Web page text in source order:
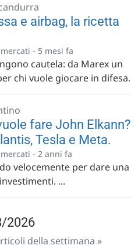
e airbag, la ricetta
- 5 mesi fa
cautela: da Marex un
chi vuole giocare in difesa.
fare John Elkann?
Tesla e Meta.
- 2 anni fa
velocemente per dare una
...
2026
della settimana »